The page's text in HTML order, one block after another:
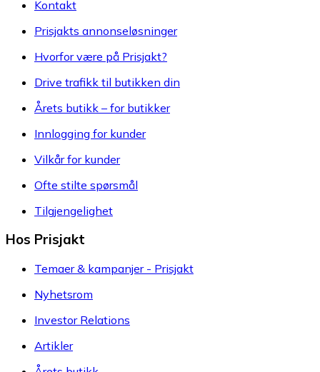
Kontakt
Prisjakts annonseløsninger
Hvorfor være på Prisjakt?
Drive trafikk til butikken din
Årets butikk – for butikker
Innlogging for kunder
Vilkår for kunder
Ofte stilte spørsmål
Tilgjengelighet
Hos Prisjakt
Temaer & kampanjer - Prisjakt
Nyhetsrom
Investor Relations
Artikler